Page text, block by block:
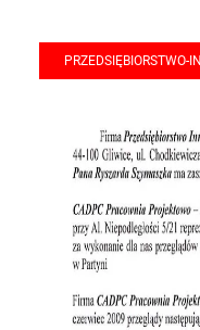
PRZEDSIĘBIORSTWO-